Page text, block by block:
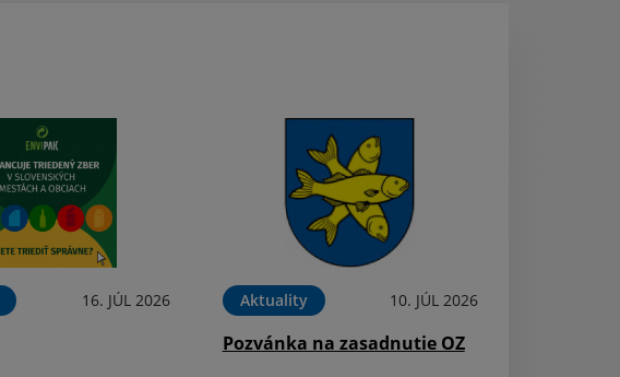
16. JÚL 2026 Aktuality 10. JÚL 2026
Pozvánka na zasadnutie OZ